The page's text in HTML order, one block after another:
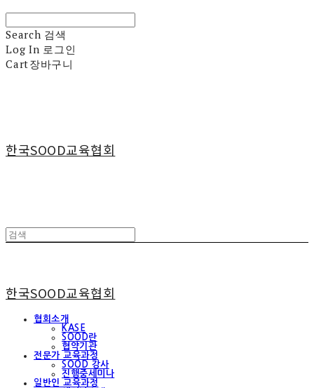
Search 검색
Log In 로그인
Cart장바구니
한국SOOD교육협회
한국SOOD교육협회
협회소개
KASE
SOOD란
협약기관
전문가 교육과정
SOOD 강사
진행중세미나
일반인 교육과정